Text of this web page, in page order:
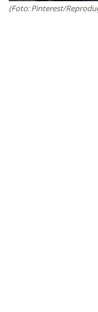
(Foto: Pinterest/